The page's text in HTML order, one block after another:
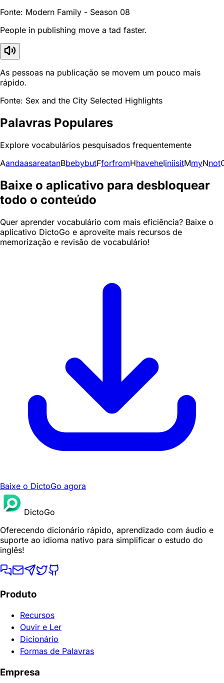
Fonte: Modern Family - Season 08
People in publishing move a tad faster.
As pessoas na publicação se movem um pouco mais
rápido.
Fonte: Sex and the City Selected Highlights
Palavras Populares
Explore vocabulários pesquisados frequentemente
AandaasareatanBbebybutFforfromHhaveheIiniisitMmyNnot
Baixe o aplicativo para desbloquear
todo o conteúdo
Quer aprender vocabulário com mais eficiência? Baixe o
aplicativo DictoGo e aproveite mais recursos de
memorização e revisão de vocabulário!
Baixe o DictoGo agora
DictoGo
Oferecendo dicionário rápido, aprendizado com áudio e
suporte ao idioma nativo para simplificar o estudo do
inglês!
Produto
Recursos
Ouvir e Ler
Dicionário
Formas de Palavras
Empresa